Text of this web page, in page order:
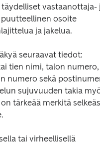
vastaanottaja-
osoite
ja jakelua.
seuraavat tiedot:
tien nimi, talon numero,
numero sekä
sujuvuuden takia
tärkeää merkitä
tai virheellisellä